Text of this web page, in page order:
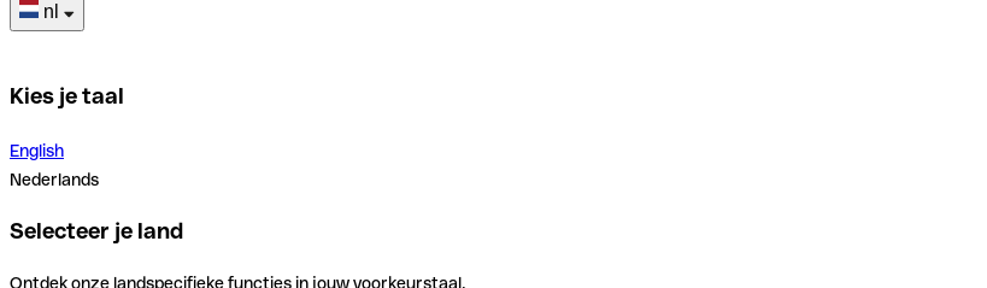
nl
Kies je taal
English
Nederlands
Selecteer je land
Ontdek onze landspecifieke functies in jouw voorkeurstaal.